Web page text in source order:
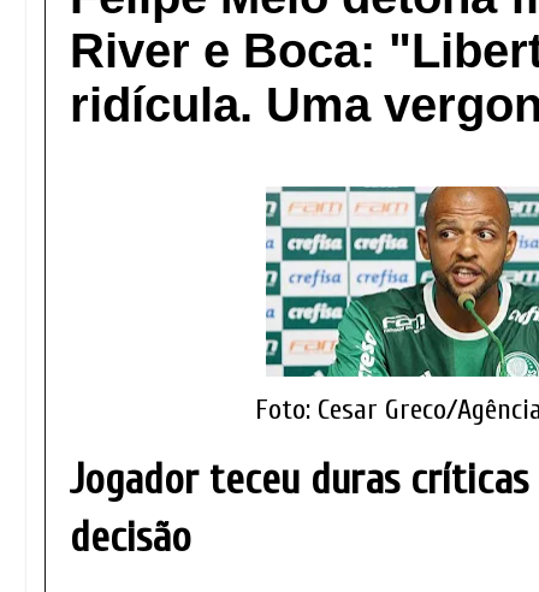
River e Boca:
ridícula. Uma
Foto: Cesar Greco/
Jogador teceu duras
decisão